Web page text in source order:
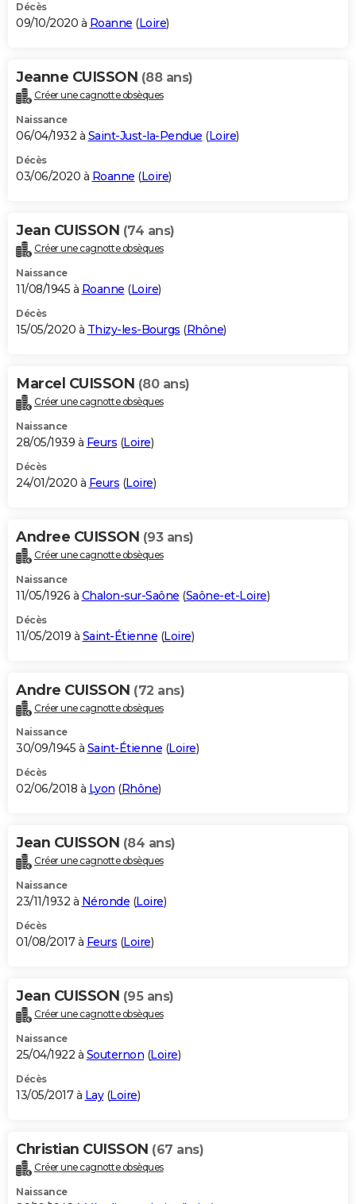
Décès
09/10/2020 à Roanne (Loire)
Jeanne CUISSON (88 ans)
Créer une cagnotte obsèques
Naissance
06/04/1932 à Saint-Just-la-Pendue (Loire)
Décès
03/06/2020 à Roanne (Loire)
Jean CUISSON (74 ans)
Créer une cagnotte obsèques
Naissance
11/08/1945 à Roanne (Loire)
Décès
15/05/2020 à Thizy-les-Bourgs (Rhône)
Marcel CUISSON (80 ans)
Créer une cagnotte obsèques
Naissance
28/05/1939 à Feurs (Loire)
Décès
24/01/2020 à Feurs (Loire)
Andree CUISSON (93 ans)
Créer une cagnotte obsèques
Naissance
11/05/1926 à Chalon-sur-Saône (Saône-et-Loire)
Décès
11/05/2019 à Saint-Étienne (Loire)
Andre CUISSON (72 ans)
Créer une cagnotte obsèques
Naissance
30/09/1945 à Saint-Étienne (Loire)
Décès
02/06/2018 à Lyon (Rhône)
Jean CUISSON (84 ans)
Créer une cagnotte obsèques
Naissance
23/11/1932 à Néronde (Loire)
Décès
01/08/2017 à Feurs (Loire)
Jean CUISSON (95 ans)
Créer une cagnotte obsèques
Naissance
25/04/1922 à Souternon (Loire)
Décès
13/05/2017 à Lay(Loire)
Christian CUISSON (67 ans)
Créer une cagnotte obsèques
Naissance